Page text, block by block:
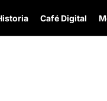
Café Digital